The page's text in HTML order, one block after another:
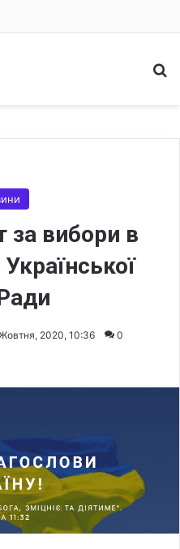
за вибори в
2020, 10:36 0